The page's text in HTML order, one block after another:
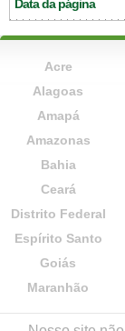
Data da página
Acre
Alagoas
Amapá
Amazonas
Bahia
Ceará
Distrito Federal
Espírito Santo
Goiás
Maranhão